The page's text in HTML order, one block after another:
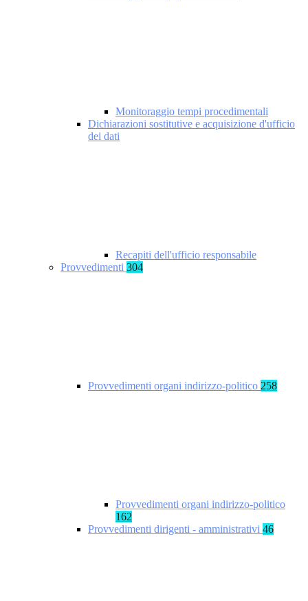
Monitoraggio tempi procedimentali
Dichiarazioni sostitutive e acquisizione d'ufficio
dei dati
Recapiti dell'ufficio responsabile
Provvedimenti 304
Provvedimenti organi indirizzo-politico 258
Provvedimenti organi indirizzo-politico
162
Provvedimenti dirigenti - amministrativi 46